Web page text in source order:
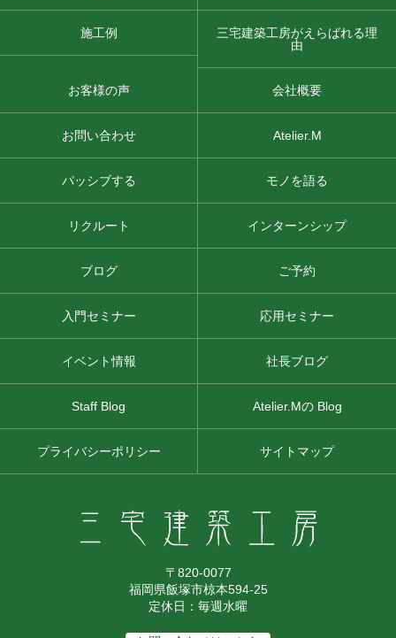
施工例
三宅建築工房がえらばれる理
由
お客様の声 会社概要
お問い合わせ Atelier.M
パッシブする モノを語る
リクルート インターンシップ
ブログ ご予約
入門セミナー 応用セミナー
イベント情報 社長ブログ
Staff Blog Atelier.Mの Blog
プライバシーポリシー サイトマップ
〒820-0077
福岡県飯塚市椋本594-25
定休日：毎週水曜